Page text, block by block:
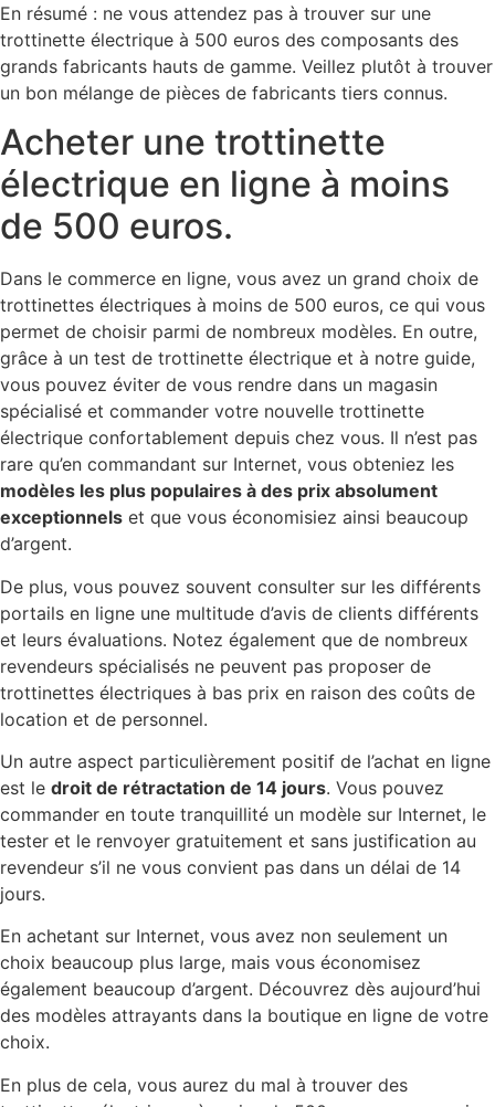
En résumé : ne vous attendez pas à trouver sur une
trottinette électrique à 500 euros des composants des
grands fabricants hauts de gamme. Veillez plutôt à trouver
un bon mélange de pièces de fabricants tiers connus.
Acheter une trottinette
électrique en ligne à moins
de 500 euros.
Dans le commerce en ligne, vous avez un grand choix de
trottinettes électriques à moins de 500 euros, ce qui vous
permet de choisir parmi de nombreux modèles. En outre,
grâce à un test de trottinette électrique et à notre guide,
vous pouvez éviter de vous rendre dans un magasin
spécialisé et commander votre nouvelle trottinette
électrique confortablement depuis chez vous. Il n’est pas
rare qu’en commandant sur Internet, vous obteniez les
modèles les plus populaires à des prix absolument
exceptionnels et que vous économisiez ainsi beaucoup
d’argent.
De plus, vous pouvez souvent consulter sur les différents
portails en ligne une multitude d’avis de clients différents
et leurs évaluations. Notez également que de nombreux
revendeurs spécialisés ne peuvent pas proposer de
trottinettes électriques à bas prix en raison des coûts de
location et de personnel.
Un autre aspect particulièrement positif de l’achat en ligne
est le droit de rétractation de 14 jours. Vous pouvez
commander en toute tranquillité un modèle sur Internet, le
tester et le renvoyer gratuitement et sans justification au
revendeur s’il ne vous convient pas dans un délai de 14
jours.
En achetant sur Internet, vous avez non seulement un
choix beaucoup plus large, mais vous économisez
également beaucoup d’argent. Découvrez dès aujourd’hui
des modèles attrayants dans la boutique en ligne de votre
choix.
En plus de cela, vous aurez du mal à trouver des